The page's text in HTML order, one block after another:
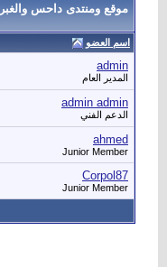
موقع ومنتدى داحس
اسم العضو
admin
المدير العام
admin admin
الدعم الفني
ahmed
Junior Member
Corpol87
Junior Member